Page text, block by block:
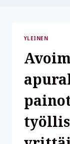
YLEINEN